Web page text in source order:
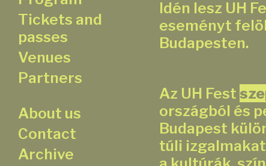
Tickets and
passes
Venues
Partners
About us
Contact
Archive
Idén lesz UH
eseményt
Budapesten.
Az UH Fest
országból és
Budapest
túli